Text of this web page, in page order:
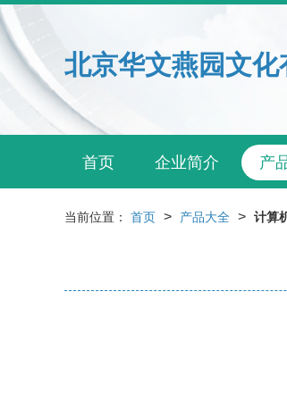
北京华文燕园文化
首页 企业简介 产
当前位置： 首页 > 产品大全 > 计算